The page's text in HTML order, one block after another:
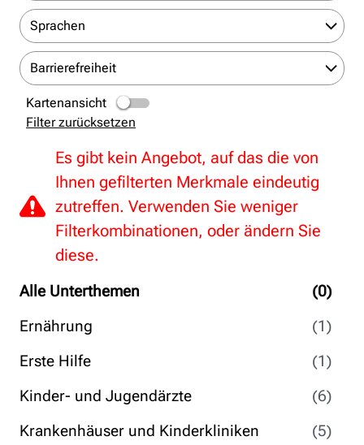
Alle Unterthemen
(0)
Ernährung
(1)
Erste Hilfe
(1)
Kinder- und Jugendärzte
(6)
Krankenhäuser und Kinderkliniken
(5)
Sprachen
Barrierefreiheit
Kartenansicht
Filter zurücksetzen
Es gibt kein Angebot, auf das die von
Ihnen gefilterten Merkmale eindeutig
zutreffen. Verwenden Sie weniger
Filterkombinationen, oder ändern Sie
diese.